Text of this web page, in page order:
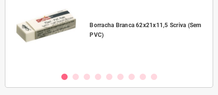
Borracha Branca 62x21x11,5 Scriva (Sem
PVC)